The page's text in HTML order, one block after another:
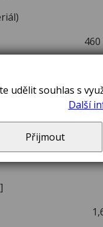
materiál)
0 - 550/2
350/34
1,5 - 13
[dřevo]
[kov]
[zdivo]
1,6
udělit souhlas s
Další
Přijmout